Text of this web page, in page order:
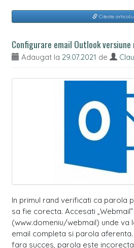
Citeste
Configurare email Outlook versiune
Adaugat la 29.07.2021 de
In primul rand verificati ca parola
sa fie corecta. Accesati „Webmail”
(www.domeniu/webmail) unde va
email completa si parola
fara succes, parola este